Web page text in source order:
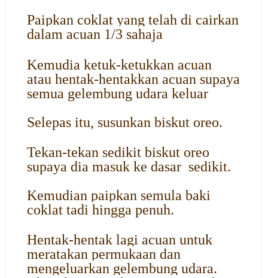
Paipkan coklat yang telah di cairkan
dalam acuan 1/3 sahaja
Kemudia ketuk-ketukkan acuan
atau hentak-hentakkan acuan supaya
semua gelembung udara keluar
Selepas itu, susunkan biskut oreo.
Tekan-tekan sedikit biskut oreo
supaya dia masuk ke dasar sedikit.
Kemudian paipkan semula baki
coklat tadi hingga penuh.
Hentak-hentak lagi acuan untuk
meratakan permukaan dan
mengeluarkan gelembung udara.